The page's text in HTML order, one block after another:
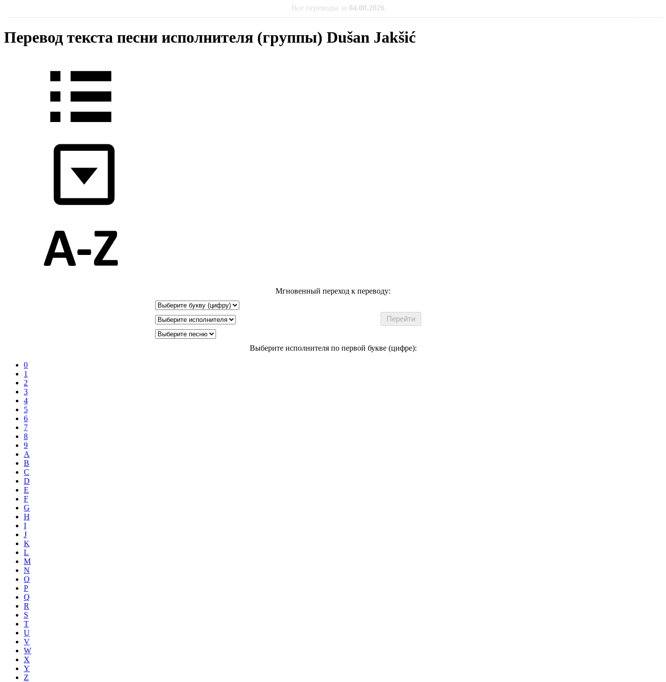
Все переводы за 04.08.2026
Перевод текста песни исполнителя (группы) Dušan Jakšić
Мгновенный переход к переводу:
Выберите исполнителя по первой букве (цифре):
0
1
2
3
4
5
6
7
8
9
A
B
C
D
E
F
G
H
I
J
K
L
M
N
O
P
Q
R
S
T
U
V
W
X
Y
Z